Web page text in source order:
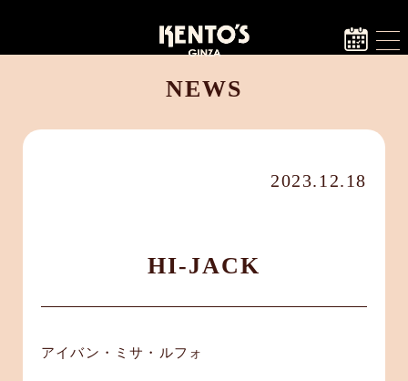
NEWS
2023.12.18
HI-JACK
アイバン・ミサ・ルフォ